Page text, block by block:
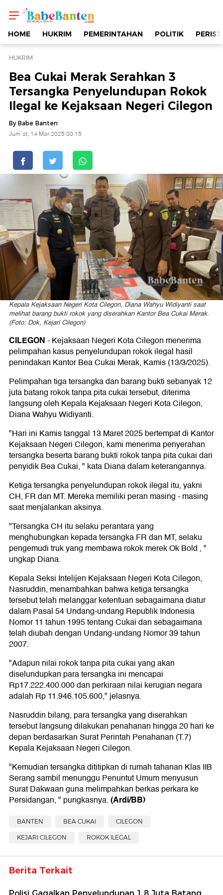
Bea
Cukai
Merak
Serahkan
3
Tersangka
Penyelundupan
Rokok
Ilegal
ke
Kejaksaan
Negeri
Cilegon
HOME HUKRIM PEMERINTAHAN POLITIK
HUKRIM
Bea Cukai Merak Serahkan 3
Tersangka Penyelundupan Rokok
Ilegal ke Kejaksaan Negeri Cilegon
By Babe Banten
Jum`at, 14 Mar 2025 00:15
Kepala Kejaksaan Negeri Kota Cilegon, Diana Wahyu Widiyanti saat
melihat barang bukti rokok yang diserahkan Kantor Bea Cukai Merak.
(Foto: Dok, Kejari Cilegon)
CILEGON- Kejaksaan Negeri Kota Cilegon menerima
pelimpahan kasus penyelundupan rokok ilegal hasil
penindakan Kantor Bea Cukai Merak, Kamis (13/3/2025).
Pelimpahan tiga tersangka dan barang bukti sebanyak 12
juta batang rokok tanpa pita cukai tersebut, diterima
langsung oleh Kepala Kejaksaan Negeri Kota Cilegon,
Diana Wahyu Widiyanti.
"Hari ini Kamis tanggal 13 Maret 2025 bertempat di Kantor
Kejaksaan Negeri Cilegon, kami menerima penyerahan
tersangka beserta barang bukti rokok tanpa pita cukai dari
penyidik Bea Cukai, " kata Diana dalam keterangannya.
Ketiga tersangka penyelundupan rokok ilegal itu, yakni
CH, FR dan MT. Mereka memiliki peran masing - masing
saat menjalankan aksinya.
"Tersangka CH itu selaku perantara yang
menghubungkan kepada tersangka FR dan MT, selaku
pengemudi truk yang membawa rokok merek Ok Bold , "
ungkap Diana.
Kepala Seksi Intelijen Kejaksaan Negeri Kota Cilegon,
Nasruddin, menambahkan bahwa ketiga tersangka
tersebut telah melanggar ketentuan sebagaimana diatur
dalam Pasal 54 Undang-undang Republik Indonesia
Nomor 11 tahun 1995 tentang Cukai dan sebagaimana
telah diubah dengan Undang-undang Nomor 39 tahun
2007.
"Adapun nilai rokok tanpa pita cukai yang akan
diselundupkan para tersangka ini mencapai
Rp17.222.400.000 dan perkiraan nilai kerugian negara
adalah Rp 11.946.105.600," jelasnya.
Nasruddin bilang, para tersangka yang diserahkan
tersebut langsung dilakukan penahanan hingga 20 hari ke
depan berdasarkan Surat Perintah Penahanan (T.7)
Kepala Kejaksaan Negeri Cilegon.
"Kemudian tersangka dititipkan di rumah tahanan Klas IIB
Serang sambil menunggu Penuntut Umum menyusun
Surat Dakwaan guna melimpahkan berkas perkara ke
Persidangan, " pungkasnya.(Ardi/BB)
BANTEN BEA CUKAI CILEGON
KEJARI CILEGON ROKOK ILEGAL
Berita Terkait